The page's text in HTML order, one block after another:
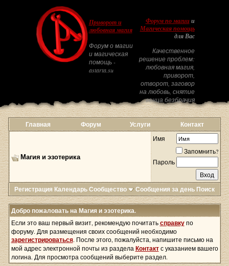
Приворот и
любовная магия
Форум о магии
и магическая
помощь -
astarta.su
Форум по магиии
Магическая помощь
для Вас
Качественное
решение проблем:
любовная магия,
приворот,
отворот, заговор
на любовь, снятие
венца безбрачия
Главная Форум Услуги Контакт
Магия и эзотерика
Имя
Запомнить?
Пароль
Регистрация КалендарьСообщество Сообщения за день Поиск
Добро пожаловать на Магия и эзотерика.
Если это ваш первый визит, рекомендую почитатьсправкупо
форуму. Для размещения своих сообщений необходимо
зарегистрироваться. После этого, пожалуйста, напишите письмо на
мой адрес электронной почты из раздела Контактс указанием вашего
логина. Для просмотра сообщений выберите раздел.